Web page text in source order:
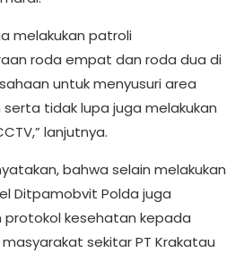
melakukan patroli
roda empat dan roda dua di
untuk menyusuri area
tidak lupa juga melakukan
lanjutnya.
bahwa selain melakukan
Ditpamobvit Polda juga
kesehatan kepada
sekitar PT Krakatau